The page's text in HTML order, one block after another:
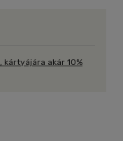
kártyájára akár 10%